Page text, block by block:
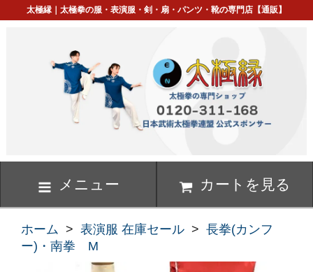
太極縁｜太極拳の服・表演服・剣・扇・パンツ・靴の専門店【通販】
メニュー カートを見る
ホーム > 表演服 在庫セール > 長拳(カンフ
ー)・南拳 M